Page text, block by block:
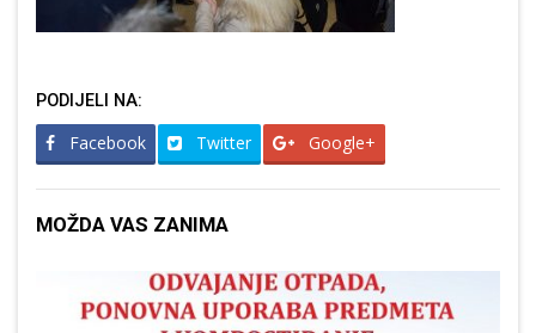
PODIJELI NA:
Facebook Twitter Google+
MOŽDA VAS ZANIMA